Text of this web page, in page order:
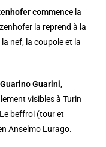
commence la
la reprend à la
nef, la coupole et la
Guarini,
visibles àTurin
beffroi (tour et
Anselmo Lurago.